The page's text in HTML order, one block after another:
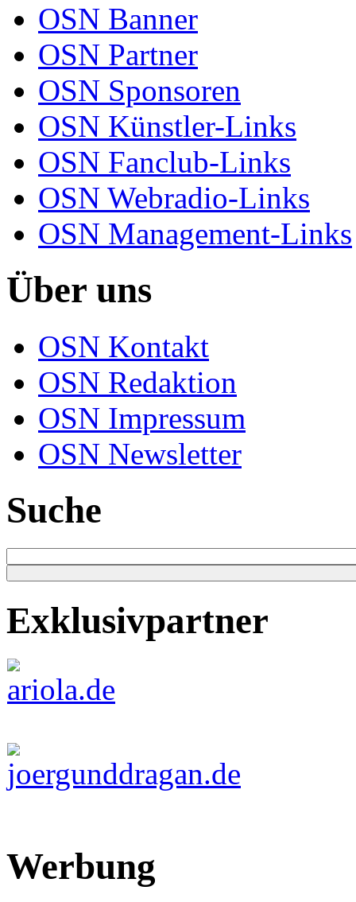
OSN Banner
OSN Partner
OSN Sponsoren
OSN Künstler-Links
OSN Fanclub-Links
OSN Webradio-Links
OSN Management-Links
Über uns
OSN Kontakt
OSN Redaktion
OSN Impressum
OSN Newsletter
Suche
Exklusivpartner
Werbung